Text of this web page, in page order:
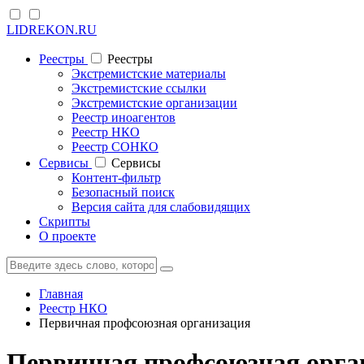
LIDREKON.RU
Реестры
Реестры
Экстремистские материалы
Экстремистские ссылки
Экстремистские организации
Реестр иноагентов
Реестр НКО
Реестр СОНКО
Cервисы
Cервисы
Контент-фильтр
Безопасный поиск
Версия сайта для слабовидящих
Скрипты
О проекте
Главная
Реестр НКО
Первичная профсоюзная организация